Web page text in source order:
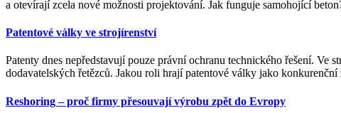
a otevírají zcela nové možnosti projektování. Jak funguje samohojící
Patentové války ve strojírenství
Patenty dnes nepředstavují pouze právní ochranu technického řešení.
dodavatelských řetězců. Jakou roli hrají patentové války jako
Reshoring – proč firmy přesouvají výrobu zpět do Evropy